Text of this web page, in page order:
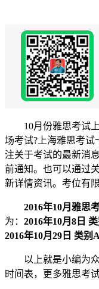
10月份雅思考试上
场考试?上海雅思考试
注关于考试的最新消
前通知。也可以通过
新详情资讯。考位有
2016年10月雅思
为： 2016年10月8日
2016年10月29日 类别
以上就是小编为众
时间表，更多雅思考